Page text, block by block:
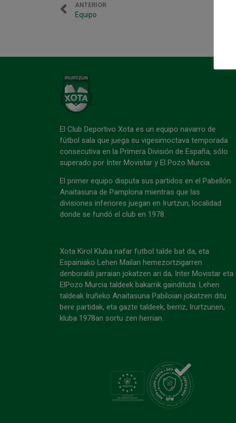
ANTERIOR
Equipo
El Club Deportivo Xota es un equipo navarro de
fútbol sala que juega su vigesimoctava temporada
consecutiva en la Primera División de España, sólo
superado por Inter Movistar y El Pozo Murcia.
El primer equipo disputa sus partidos en el Pabellón
Anaitasuna de Pamplona mientras que las
divisiones inferiores juegan en Irurtzun, localidad
donde se fundó el club en 1978.
Xota Kirol Kluba nafar futbol talde bat da, eta
Espainiako Lehen Mailan hemezortzigarren
denboraldi jarraian jokatzen ari da, Inter Movistar eta
ElPozo Murcia taldeek bakarrik gaindituta. Lehen
taldeak Iruñeko Anaitasuna Pabiloian jokatzen ditu
bere partidak, eta gazte taldeek, berriz, Irurtzunen,
kluba 1978an sortu zen herrian.